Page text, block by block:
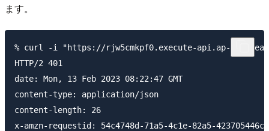
ます。
% curl -i "https://rjw5cmkpf0.execute-api.ap-northeast-
HTTP/2 401
date: Mon, 13 Feb 2023 08:22:47 GMT
content-type: application/json
content-length: 26
x-amzn-requestid: 54c4748d-71a5-4c1e-82a5-